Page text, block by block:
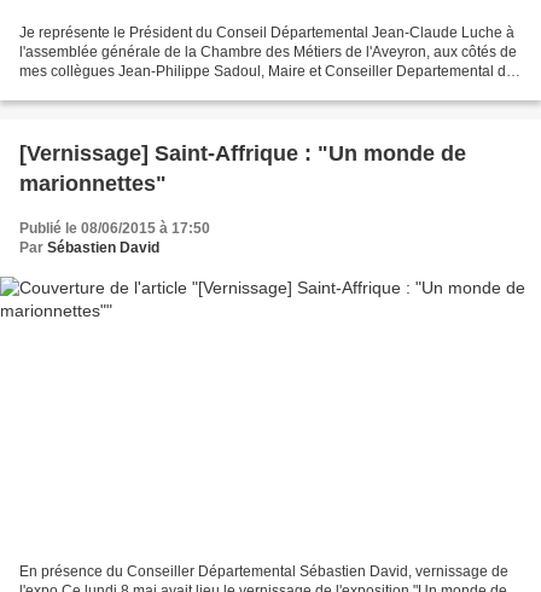
Je représente le Président du Conseil Départemental Jean-Claude Luche à
l'assemblée générale de la Chambre des Métiers de l'Aveyron, aux côtés de
mes collègues Jean-Philippe Sadoul, Maire et Conseiller Departemental de
[Vernissage] Saint-Affrique : "Un monde de
marionnettes"
Publié le 08/06/2015 à 17:50
Par Sébastien David
En présence du Conseiller Départemental Sébastien David, vernissage de